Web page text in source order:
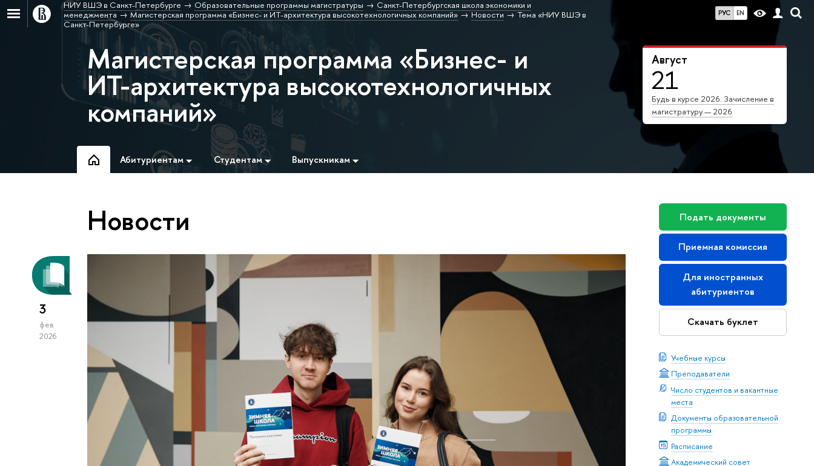
РУС EN
НИУ ВШЭ в Санкт-Петербурге Образовательные программы магистратуры
Санкт-Петербургская школа экономики и
менеджмента
Магистерская программа «Бизнес- и ИТ-архитектура высокотехнологичных компаний» Новости
Тема «НИУ ВШЭ в
Санкт-Петербурге»
Август
21
Будь в курсе 2026: Зачисление в
магистратуру — 2026
Магистерская программа «Бизнес- и
ИТ-архитектура высокотехнологичных
компаний»
Абитуриентам Студентам Выпускникам
Подать документы
Приемная комиссия
Для иностранных
абитуриентов
Скачать буклет
Учебные курсы
Преподаватели
Число студентов и вакантные
места
Документы образовательной
программы
Расписание
Академический совет
Новости
3
фев
2026